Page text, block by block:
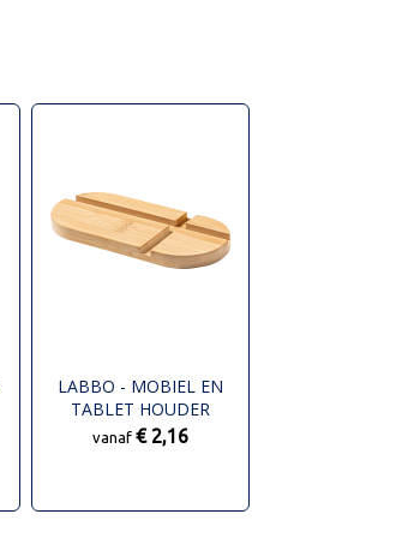
LABBO - MOBIEL EN
TABLET HOUDER
vanaf€ 2,16